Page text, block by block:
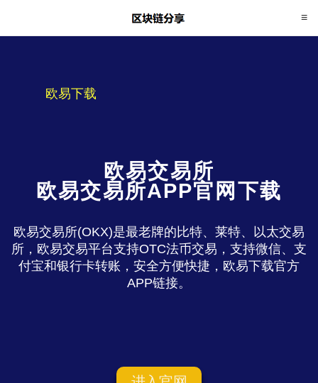
欧易下载
欧易交易所
欧易交易所APP官网下载
欧易交易所(OKX)是最老牌的比特、莱特、以太交易
所，欧易交易平台支持OTC法币交易，支持微信、支
付宝和银行卡转账，安全方便快捷，欧易下载官方
APP链接。